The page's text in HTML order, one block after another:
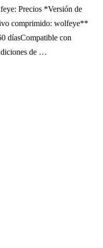
Precios *Versión de
comprimido: wolfeye**
díasCompatible con
de …